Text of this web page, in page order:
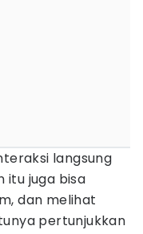
langsung
itu juga bisa
dan melihat
pertunjukkan